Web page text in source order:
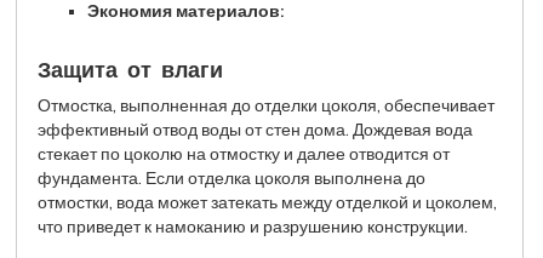
Экономия материалов:
Защита от влаги
Отмостка, выполненная до отделки цоколя, обеспечивает
эффективный отвод воды от стен дома. Дождевая вода
стекает по цоколю на отмостку и далее отводится от
фундамента. Если отделка цоколя выполнена до
отмостки, вода может затекать между отделкой и цоколем,
что приведет к намоканию и разрушению конструкции.